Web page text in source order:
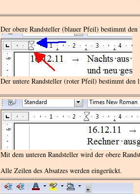
Der obere Randsteller (blauer Pfeil) bestimmt
Der untere Randsteller (roter Pfeil) bestimmt den
Mit dem unteren Randsteller wird der obere
Alle Zeilen des Absatzes werden eingerückt.